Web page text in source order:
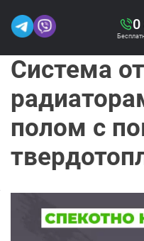
0
Система
полом с